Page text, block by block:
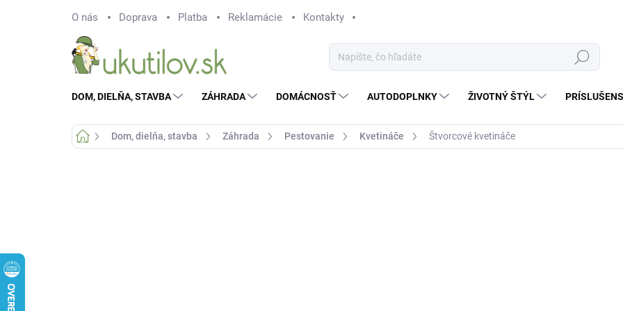
O nás Doprava Platba Reklamácie Kontakty
Hľadať
DOM, DIELŇA, STAVBA ZÁHRADA DOMÁCNOSŤ AUTODOPLNKY ŽIVOTNÝ ŠTÝL
DomovDom, dielňa, stavba Záhrada Pestovanie Kvetináče Štvorcové kvetináče